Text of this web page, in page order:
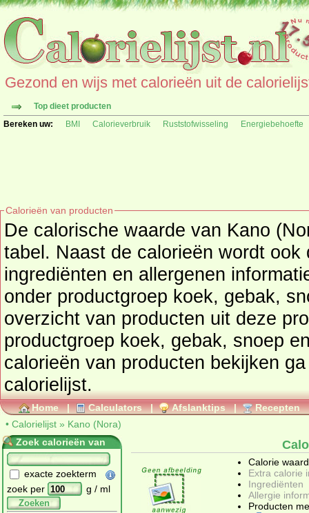
Gezond en wijs met calorieën uit de
Top dieet producten
Bereken uw:
BMI Calorieverbruik Ruststofwisseling Energiebehoefte
Calorieën van producten
De calorische waarde van Kano
tabel. Naast de calorieën wordt ook de voedingswaarde,
ingrediënten en allergenen informatie
onder productgroep koek, gebak,
overzicht van producten uit deze
productgroep koek, gebak, snoep
calorieën van producten bekijken ga dan
calorielijst.
Home | Calculators | Afslanktips | Recepten
• Calorielijst » Kano (Nora)
Zoek calorieën van
exacte zoekterm
zoek per
g / ml
Zoeken
Calorie
Extra calorie
Ingrediënten
Allergie
Producten